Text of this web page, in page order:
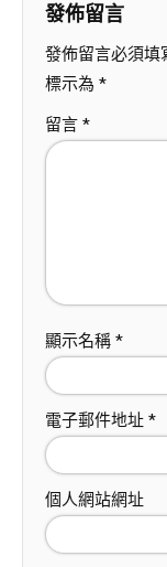
發佈留言
發佈留言必須填
標示為 *
留言 *
顯示名稱 *
電子郵件地址 *
個人網站網址